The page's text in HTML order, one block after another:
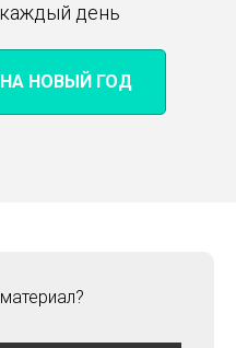
день
НОВЫЙ ГОД